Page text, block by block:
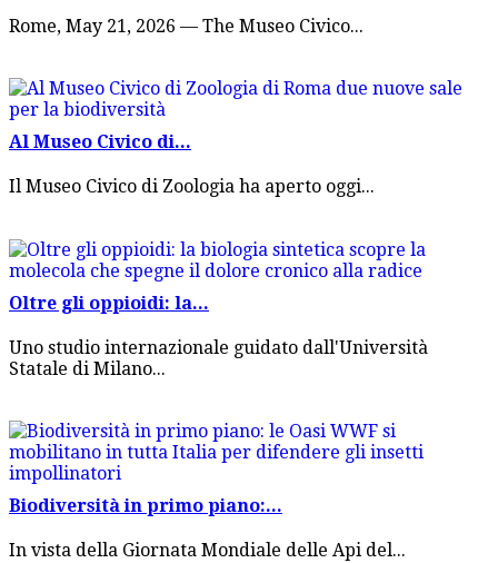
Rome, May 21, 2026 — The Museo Civico...
Al Museo Civico di...
Il Museo Civico di Zoologia ha aperto oggi...
Oltre gli oppioidi: la...
Uno studio internazionale guidato dall'Università
Statale di Milano...
Biodiversità in primo piano:...
In vista della Giornata Mondiale delle Api del...